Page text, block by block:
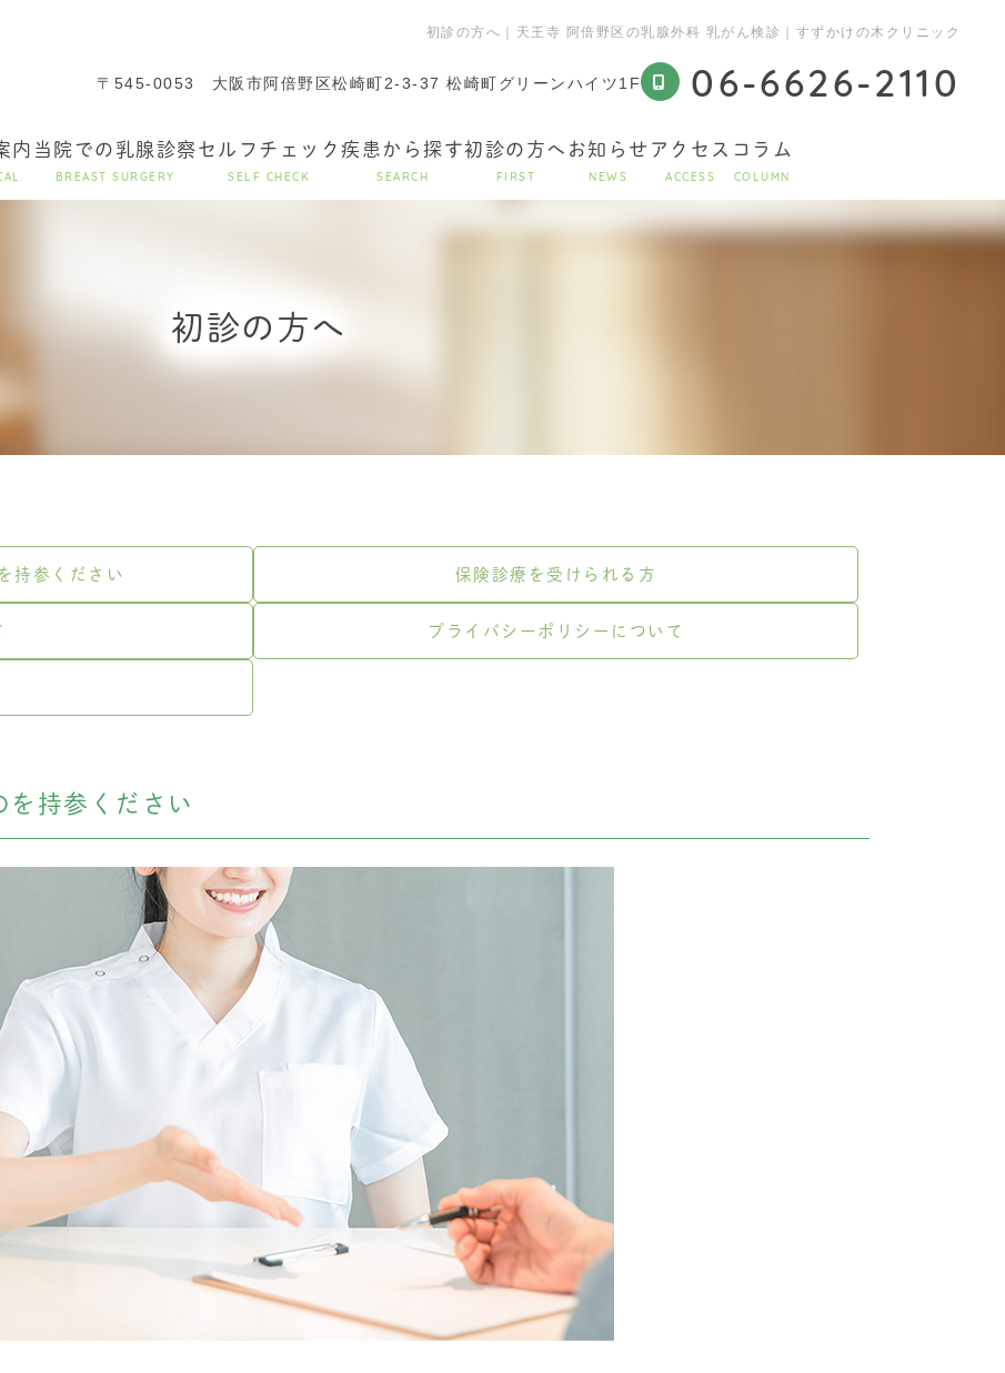
初診の方へ｜天王寺 阿倍野区の乳腺外科 乳がん検診｜すずかけの木クリニック
〒545-0053 大阪市阿倍野区松崎町2-3-37 松崎町グリーンハイツ1F 06-6626-2110
内 当院での乳腺診察
BREAST SURGERY
セルフチェック
SELF CHECK
疾患から探す
SEARCH
初診の方へ
FIRST
お知らせ
NEWS
アクセス
ACCESS
コラム
COLUMN
初診の方へ
持参ください 保険診療を受けられる方
プライバシーポリシーについて
を持参ください